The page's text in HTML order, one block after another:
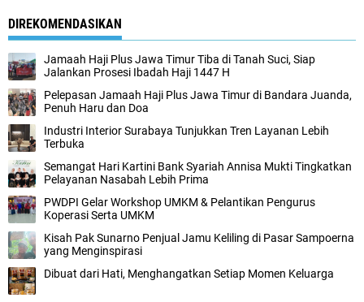
DIREKOMENDASIKAN
Jamaah Haji Plus Jawa Timur Tiba di Tanah Suci, Siap
Jalankan Prosesi Ibadah Haji 1447 H
Pelepasan Jamaah Haji Plus Jawa Timur di Bandara Juanda,
Penuh Haru dan Doa
Industri Interior Surabaya Tunjukkan Tren Layanan Lebih
Terbuka
Semangat Hari Kartini Bank Syariah Annisa Mukti Tingkatkan
Pelayanan Nasabah Lebih Prima
PWDPI Gelar Workshop UMKM & Pelantikan Pengurus
Koperasi Serta UMKM
Kisah Pak Sunarno Penjual Jamu Keliling di Pasar Sampoerna
yang Menginspirasi
Dibuat dari Hati, Menghangatkan Setiap Momen Keluarga